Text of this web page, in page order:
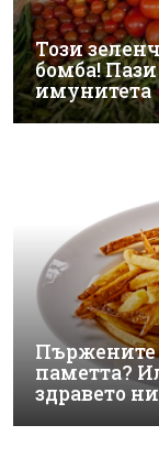
Този
бомба!
имунитета
Пържените
паметта?
здравето ни